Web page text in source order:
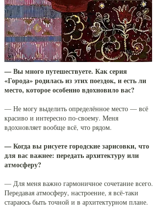
— Вы много путешествуете. Как серия
«Города» родилась из этих поездок, и есть ли
место, которое особенно вдохновило вас?
— Не могу выделить определённое место — всё
красиво и интересно по-своему. Меня
вдохновляет вообще всё, что рядом.
— Когда вы рисуете городские зарисовки, что
для вас важнее: передать архитектуру или
атмосферу?
— Для меня важно гармоничное сочетание всего.
Передавая атмосферу, настроение, я всё-таки
стараюсь быть точной и в архитектурном плане.